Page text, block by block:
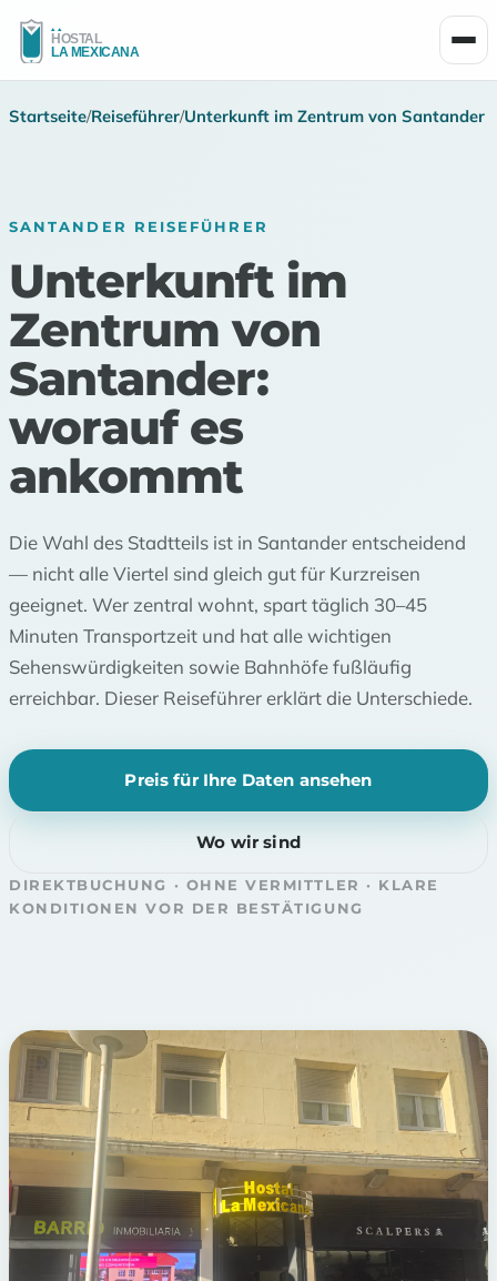
Startseite/Reiseführer/Unterkunft im Zentrum von Santander
SANTANDER REISEFÜHRER
Unterkunft im
Zentrum von
Santander:
worauf es
ankommt
Die Wahl des Stadtteils ist in Santander entscheidend
— nicht alle Viertel sind gleich gut für Kurzreisen
geeignet. Wer zentral wohnt, spart täglich 30–45
Minuten Transportzeit und hat alle wichtigen
Sehenswürdigkeiten sowie Bahnhöfe fußläufig
erreichbar. Dieser Reiseführer erklärt die Unterschiede.
Preis für Ihre Daten ansehen
Wo wir sind
DIREKTBUCHUNG · OHNE VERMITTLER · KLARE
KONDITIONEN VOR DER BESTÄTIGUNG